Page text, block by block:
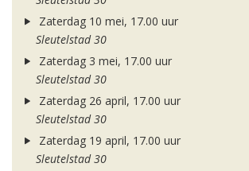
Zaterdag 10 mei, 17.00 uur
Sleutelstad 30
Zaterdag 3 mei, 17.00 uur
Sleutelstad 30
Zaterdag 26 april, 17.00 uur
Sleutelstad 30
Zaterdag 19 april, 17.00 uur
Sleutelstad 30